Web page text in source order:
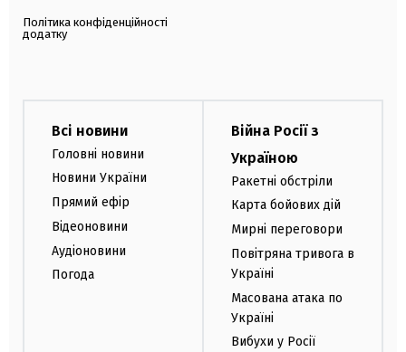
Політика конфіденційності
додатку
Всі новини
Головні новини
Новини України
Прямий ефір
Відеоновини
Аудіоновини
Погода
Війна Росії з
Україною
Ракетні обстріли
Карта бойових дій
Мирні переговори
Повітряна тривога в
Україні
Масована атака по
Україні
Вибухи у Росії